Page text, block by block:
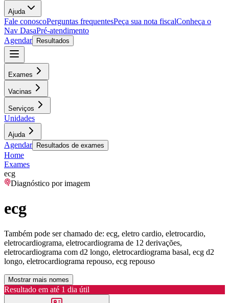
Ajuda
Fale conoscoPerguntas frequentesPeça sua nota fiscalConheça o
Nav DasaPré-atendimento
Agendar
Resultados
Exames
Vacinas
Serviços
Unidades
Ajuda
Agendar Resultados de exames
Home
Exames
ecg
Diagnóstico por imagem
ecg
Também pode ser chamado de: ecg, eletro cardio, eletrocardio,
eletrocardiograma, eletrocardiograma de 12 derivações,
eletrocardiograma com d2 longo, eletrocardiograma basal, ecg d2
longo, eletrocardiograma repouso, ecg repouso
Mostrar mais nomes
Resultado em até 1 dia útil